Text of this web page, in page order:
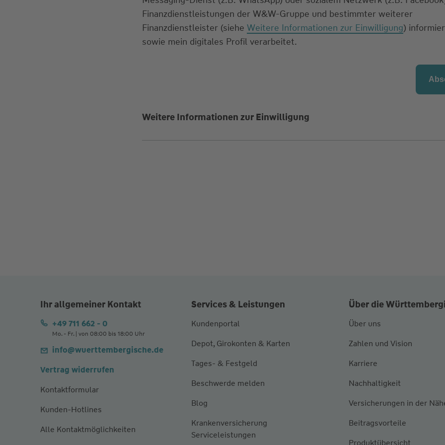
Finanzdienstleistungen der W&W-Gruppe und bestimmter weiterer
Finanzdienstleister (siehe Weitere Informationen zur Einwilligung)
sowie mein digitales Profil verarbeitet.
Weitere Informationen zur Einwilligung
Ihr allgemeiner Kontakt
+49 711 662 - 0
Mo. - Fr. | von 08:00 bis 18:00 Uhr
info@wuerttembergische.de
Vertrag widerrufen
Kontaktformular
Kunden-Hotlines
Alle Kontaktmöglichkeiten
Services & Leistungen
Kundenportal
Depot, Girokonten & Karten
Tages- & Festgeld
Beschwerde melden
Blog
Krankenversicherung
Serviceleistungen
Über die
Über uns
Zahlen und Vision
Karriere
Nachhaltigkeit
Versicherungen in der
Beitragsvorteile